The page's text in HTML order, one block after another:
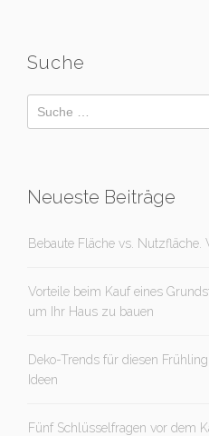
Suche
Neueste Beiträge
Bebaute Fläche vs.
Vorteile beim Kauf eines
um Ihr Haus zu bauen
Deko-Trends für diesen
Ideen
Fünf Schlüsselfragen vor dem